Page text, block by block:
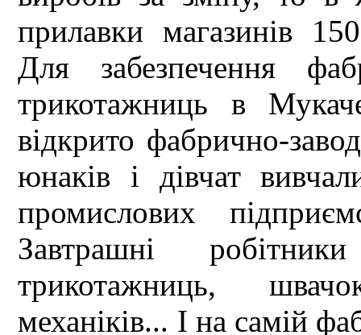
прилавки магазинів
Для забезпечення
трикотажниць в
відкрито фабрично-
юнаків і дівчат
промислових
Завтрашні
трикотажниць,
механіків... І на самій